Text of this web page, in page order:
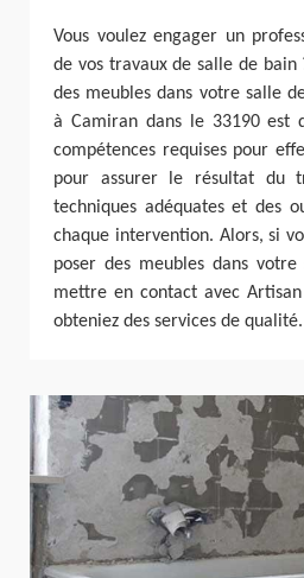
Vous voulez engager un
de vos travaux de salle de bain
des meubles dans votre salle
à Camiran dans le 33190 est
compétences requises pour
pour assurer le résultat du
techniques adéquates et des
chaque intervention. Alors, si
poser des meubles dans
mettre en contact avec
obteniez des services de qualité.